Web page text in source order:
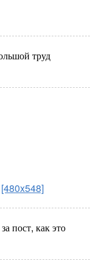
труд
[480x548]
пост, как это